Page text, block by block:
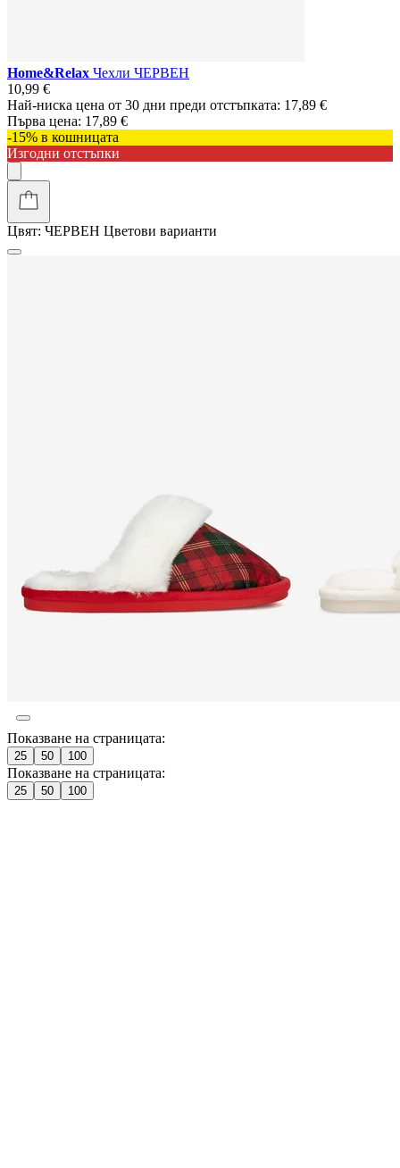
Home&Relax Чехли ЧЕРВЕН
10,99 €
Най-ниска цена от 30 дни преди отстъпката: 17,89 €
Първа цена: 17,89 €
-15% в кошницата
Изгодни отстъпки
Цвят: ЧЕРВЕН Цветови варианти
Показване на страницата:
25 50 100
Показване на страницата:
25 50 100